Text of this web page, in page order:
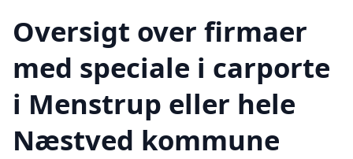
Oversigt over firmaer
med speciale i carporte
i Menstrup eller hele
Næstved kommune